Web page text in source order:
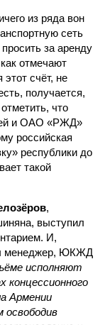
из ряда вон
сеть
за аренду
отмечают
счёт, не
получается,
что
и ОАО «РЖД»
российская
республики до
такой
,
выступил
И,
менеджер, ЮКЖД
исполняют
концессионного
Армении
освободив